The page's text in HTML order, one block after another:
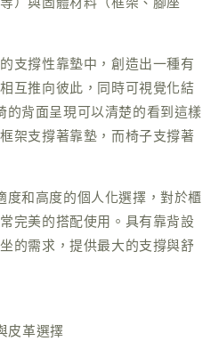
支撐性靠墊中，創造出一種有
互推向彼此，同時可視覺化結
的背面呈現可以清楚的看到這樣
架支撐著靠墊，而椅子支撐著
度和高度的個人化選擇，對於櫃
完美的搭配使用。具有靠背設
的需求，提供最大的支撐與舒
皮革選擇